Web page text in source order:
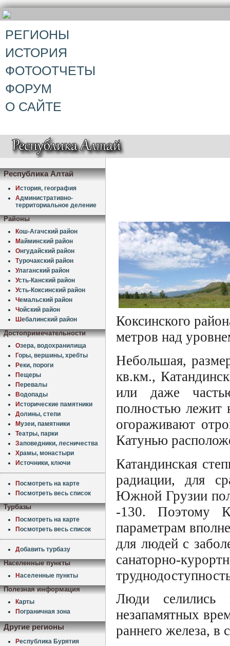
РЕГИОНЫ
ИСТОРИЯ
ФОТООТЧЕТЫ
ФОРУМ
О САЙТЕ
Республика Алтай
История, география
Административно-
территориальное деление
Районы
Кош-Агачский район
Майминский район
Онгудайский район
Турочакский район
Улаганский район
Усть-Канский район
Усть-Коксинский район
Чемальский район
Чойский район
Шебалинский район
Достопримечательности
Озера, водохранилища
Горы, вершины, хребты
Реки, пороги
Пещеры
Перевалы
Водопады
Исторические памятники
Долины, степи
Музеи, памятники
Театры, парки
Заповедники, лесничества
Храмы, монастыри
Источники, ключи
Посмотреть на карте
Посмотреть весь список
Турбазы
Посмотреть на карте
Посмотреть весь список
Добавить турбазу
Населенные пункты
Населенные пункты
Полезная информация
Карты
Пограничная зона
Другие регионы
Республика Бурятия
Коксинского
метров над
Небольшая,
кв.км.,
или даже
полностью лежит
огораживают
Катунью
Катандинская
радиации, для
Южной Грузии
-130. Поэтому
параметрам
для людей с
санаторно-
Люди селились
незапамятных
раннего железа, в